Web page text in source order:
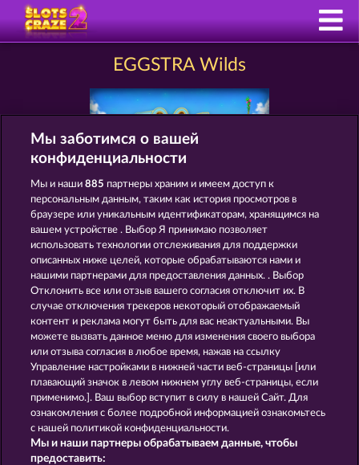
EGGSTRA Wilds
Правила КОНФИДЕНЦИАЛЬНОСТЬ
О компании Компания ЧаВо
Facebook
Отправить Запрос об Отказе
Данный портал предназначен исключительно
для развлекательных целей и абсолютно не
влияет на потенциальный успех при игре на
Мы заботимся о вашей
конфиденциальности
Мы и наши885 партнеры храним и имеем доступ к
персональным данным, таким как история просмотров в
браузере или уникальным идентификаторам, хранящимся на
вашем устройстве . Выбор Я принимаю позволяет
использовать технологии отслеживания для поддержки
описанных ниже целей, которые обрабатываются нами и
нашими партнерами для предоставления данных. . Выбор
Отклонить все или отзыв вашего согласия отключит их. В
случае отключения трекеров некоторый отображаемый
контент и реклама могут быть для вас неактуальными. Вы
можете вызвать данное меню для изменения своего выбора
или отзыва согласия в любое время, нажав на ссылку
Управление настройками в нижней части веб-страницы [или
плавающий значок в левом нижнем углу веб-страницы, если
применимо.]. Ваш выбор вступит в силу в нашей Сайт. Для
ознакомления с более подробной информацией ознакомьтесь
с нашей политикой конфиденциальности.
Мы и наши партнеры обрабатываем данные, чтобы
предоставить: